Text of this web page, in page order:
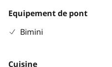
Equipement de pont
Bimini
Cuisine